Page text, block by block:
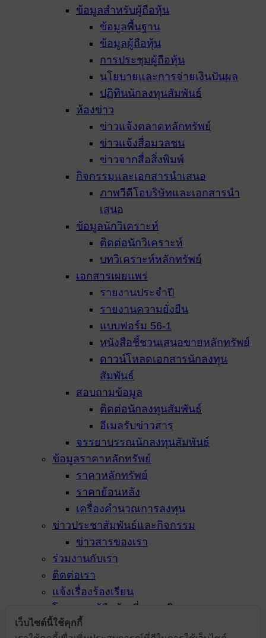
ข้อมูลสำหรับผู้ถือหุ้น
ข้อมูลพื้นฐาน
ข้อมูลผู้ถือหุ้น
การประชุมผู้ถือหุ้น
นโยบายและการจ่ายเงินปันผล
ปฏิทินนักลงทุนสัมพันธ์
ห้องข่าว
ข่าวแจ้งตลาดหลักทรัพย์
ข่าวแจ้งสื่อมวลชน
ข่าวจากสื่อสิ่งพิมพ์
กิจกรรมและเอกสารนำเสนอ
ภาพวีดีโอบริษัทและเอกสารนำ
เสนอ
ข้อมูลนักวิเคราะห์
ติดต่อนักวิเคราะห์
บทวิเคราะห์หลักทรัพย์
เอกสารเผยแพร่
รายงานประจำปี
รายงานความยั่งยืน
แบบฟอร์ม 56-1
หนังสือชี้ชวนเสนอขายหลักทรัพย์
ดาวน์โหลดเอกสารนักลงทุน
สัมพันธ์
สอบถามข้อมูล
ติดต่อนักลงทุนสัมพันธ์
อีเมลรับข่าวสาร
จรรยาบรรณนักลงทุนสัมพันธ์
ข้อมูลราคาหลักทรัพย์
ราคาหลักทรัพย์
ราคาย้อนหลัง
เครื่องคำนวณการลงทุน
ข่าวประชาสัมพันธ์และกิจกรรม
ข่าวสารของเรา
ร่วมงานกับเรา
ติดต่อเรา
แจ้งเรื่องร้องเรียน
โครงการผู้ถือหุ้นเยี่ยมชมกิจการ
เว็บไซต์นี้ใช้คุกกี้